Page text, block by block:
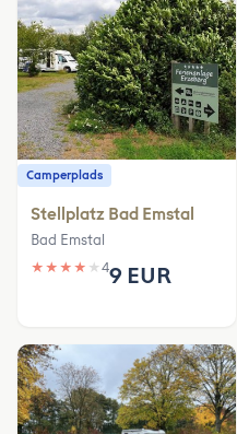
Camperplads
Stellplatz Bad Emstal
Bad Emstal
★ ★ ★ ★ ★ 49 EUR